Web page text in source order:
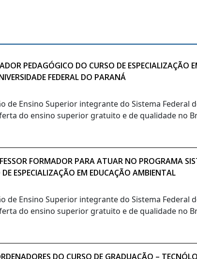
PEDAGÓGICO DO CURSO DE
FEDERAL DO PARANÁ
de Ensino Superior integrante do Sistema
do ensino superior gratuito e de qualidade no
FORMADOR PARA ATUAR NO PROGRAMA
ESPECIALIZAÇÃO EM EDUCAÇÃO AMBIENTAL
de Ensino Superior integrante do Sistema
do ensino superior gratuito e de qualidade no
DO CURSO DE GRADUAÇÃO –